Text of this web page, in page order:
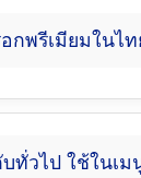
กพรีเมียมในไ
ทั่วไป ใช้ในเม